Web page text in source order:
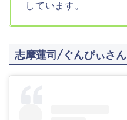
しています。
志摩蓮司/ぐんぴぃさん